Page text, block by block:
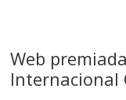
Web
Internacional